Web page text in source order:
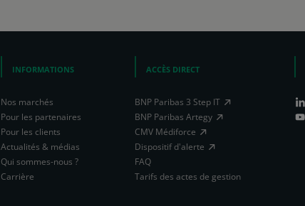
INFORMATIONS
Nos marchés
Pour les partenaires
Pour les clients
Actualités & médias
Qui sommes-nous ?
Carrière
ACCÈS DIRECT
BNP Paribas 3 Step IT
BNP Paribas Artegy
CMV Médiforce
Dispositif d'alerte
FAQ
Tarifs des actes de gestion